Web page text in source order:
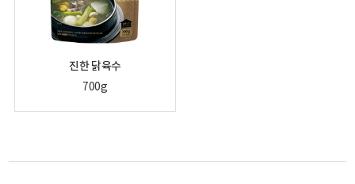
진한 닭육수
700g